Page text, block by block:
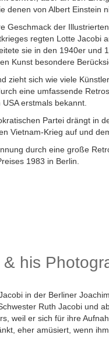
denen von Albert Einstein
Geschmack der
regten Lotte Jacobi
sie in den 1940er und
Kunst besondere
zieht sich wie viele
eine umfassende
erstmals bekannt.
Partei drängt in
Vietnam-Krieg auf und
durch eine große
1983 in Berlin.
his
in der Berliner
Ruth Jacobi und
weil er sich für ihre
eher amüsiert, wenn